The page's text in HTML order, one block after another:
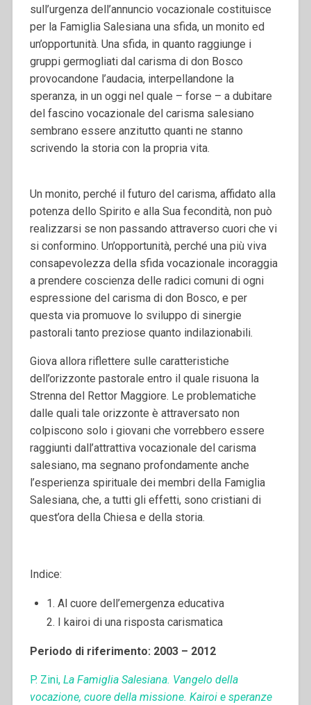
sull’urgenza dell’annuncio vocazionale costituisce
per la Famiglia Salesiana una sfida, un monito ed
un’opportunità. Una sfida, in quanto raggiunge i
gruppi germogliati dal carisma di don Bosco
provocandone l’audacia, interpellandone la
speranza, in un oggi nel quale – forse – a dubitare
del fascino vocazionale del carisma salesiano
sembrano essere anzitutto quanti ne stanno
scrivendo la storia con la propria vita.
Un monito, perché il futuro del carisma, affidato alla
potenza dello Spirito e alla Sua fecondità, non può
realizzarsi se non passando attraverso cuori che vi
si conformino. Un’opportunità, perché una più viva
consapevolezza della sfida vocazionale incoraggia
a prendere coscienza delle radici comuni di ogni
espressione del carisma di don Bosco, e per
questa via promuove lo sviluppo di sinergie
pastorali tanto preziose quanto indilazionabili.
Giova allora riflettere sulle caratteristiche
dell’orizzonte pastorale entro il quale risuona la
Strenna del Rettor Maggiore. Le problematiche
dalle quali tale orizzonte è attraversato non
colpiscono solo i giovani che vorrebbero essere
raggiunti dall’attrattiva vocazionale del carisma
salesiano, ma segnano profondamente anche
l’esperienza spirituale dei membri della Famiglia
Salesiana, che, a tutti gli effetti, sono cristiani di
quest’ora della Chiesa e della storia.
Indice:
1. Al cuore dell’emergenza educativa
2. I kairoi di una risposta carismatica
Periodo di riferimento: 2003 – 2012
P. Zini, La Famiglia Salesiana. Vangelo della
vocazione, cuore della missione. Kairoi e speranze